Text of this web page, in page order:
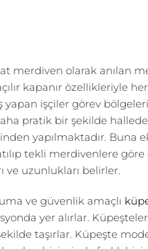
merdiven olarak anılan
kapanır özellikleriyle
yapan işçiler görev
pratik bir şekilde
yapılmaktadır. Buna
tekli merdivenlere
ve uzunlukları belirler.
ve güvenlik amaçlı
yer alırlar.
taşırlar. Küpeşte